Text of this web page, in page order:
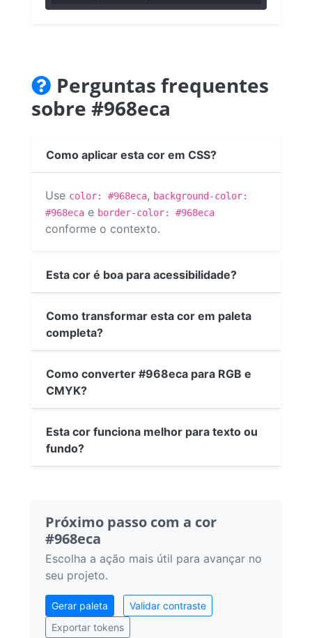
Perguntas frequentes
sobre #968eca
Como aplicar esta cor em CSS?
Use color: #968eca, background-color:
#968eca e border-color: #968eca
conforme o contexto.
Esta cor é boa para acessibilidade?
Como transformar esta cor em paleta
completa?
Como converter #968eca para RGB e
CMYK?
Esta cor funciona melhor para texto ou
fundo?
Próximo passo com a cor
#968eca
Escolha a ação mais útil para avançar no
seu projeto.
Gerar paleta
Validar contraste
Exportar tokens